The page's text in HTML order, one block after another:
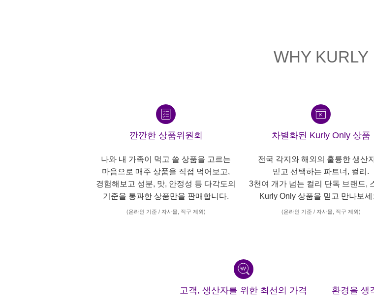
WHY KURLY
깐깐한 상품위원회
나와 내 가족이 먹고 쓸 상품을 고르는
마음으로 매주 상품을 직접 먹어보고,
경험해보고 성분, 맛, 안정성 등 다각도의
기준을 통과한 상품만을 판매합니다.
(온라인 기준 / 자사몰, 직구 제외)
차별화된 Kurly Only 상품
전국 각지와 해외의 훌륭한 생산
믿고 선택하는 파트너, 컬리.
3천여 개가 넘는 컬리 단독 브랜드,
Kurly Only 상품을 믿고 만나보세
(온라인 기준 / 자사몰, 직구 제외)
고객, 생산자를 위한 최선의 가격 환경을 생